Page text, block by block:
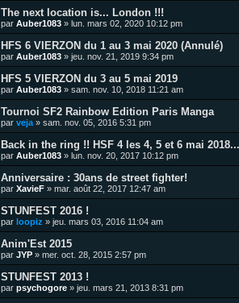
The next location is... London !!!
par Auber1083 » lun. mars 02, 2020 10:12 pm
HFS 6 VIERZON du 1 au 3 mai 2020 (Annulé)
par Auber1083 » jeu. nov. 21, 2019 9:34 pm
HFS 5 VIERZON du 3 au 5 mai 2019
par Auber1083 » sam. nov. 10, 2018 11:21 am
Tournoi SF2 Rainbow Edition Paris Manga
par veja » sam. nov. 05, 2016 5:31 pm
Back in the ring !! HSF 4 les 4, 5 et 6 mai 2018...
par Auber1083 » lun. nov. 20, 2017 10:12 pm
Anniversaire : 30ans de street fighter!
par XavieF » mar. août 22, 2017 12:47 am
STUNFEST 2016 !
par loopiz » jeu. mars 03, 2016 11:04 am
Anim'Est 2015
par JYP » mer. oct. 28, 2015 2:57 pm
STUNFEST 2013 !
par psychogore » jeu. mars 21, 2013 8:31 pm